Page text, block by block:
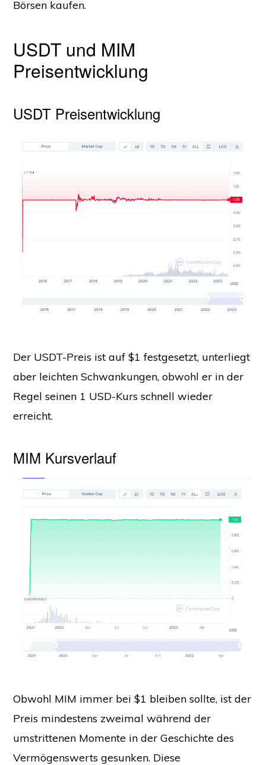
Börsen kaufen.
USDT und MIM
Preisentwicklung
USDT Preisentwicklung
Der USDT-Preis ist auf $1 festgesetzt, unterliegt
aber leichten Schwankungen, obwohl er in der
Regel seinen 1 USD-Kurs schnell wieder
erreicht.
MIM Kursverlauf
Obwohl MIM immer bei $1 bleiben sollte, ist der
Preis mindestens zweimal während der
umstrittenen Momente in der Geschichte des
Vermögenswerts gesunken. Diese